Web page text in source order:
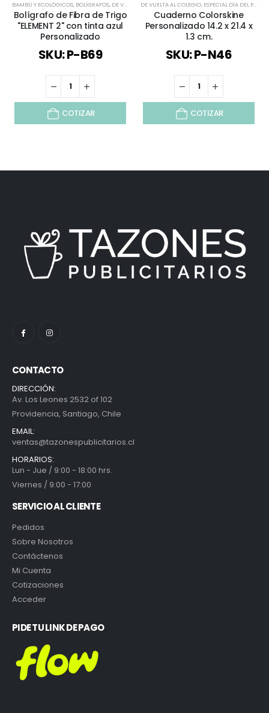
BAMBÚ Y ECOLÓGICOS, BOLÍGRAFOS, DE VUELTA AL COLEGIO ,ECOLÓGICOS Y SUSTENTABLES,
Bolígrafo de Fibra de Trigo
"ELEMENT 2" con tinta azul
Personalizado
SKU: P-B69
COTIZAR
DE VUELTA AL COLEGIO, ESPECIAL DÍA DEL PROFESOR
Cuaderno Colorskine
Personalizado 14.2 x 21.4 x
1.3 cm.
SKU: P-N46
COTIZAR
CONTACTO
DIRECCIÓN:
Av. Los Leones 2532 of 102
Providencia, Santiago, Chile
EMAIL:
ventas@tazonespublicitarios.cl
HORARIOS:
Lun - Jue / 9:00 - 18:00 hrs.
Viernes / 9:00 - 17:00
SERVICIO AL CLIENTE
Pedidos
Sobre Nosotros
Contáctenos
Mi Cuenta
Cotizaciones
Acceder
PIDE TU LINK DE PAGO